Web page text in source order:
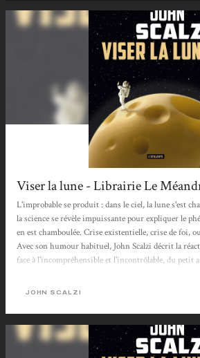
Viser la lune - Librairie Le
L'improbable se produit : dans le ciel, la lune s'est
la science se révèle impuissante pour expliquer le
en est chamboulée. Crise existentielle, crise de foi,
Avec son humour habituel, John Scalzi décrit la
face à l'incompréhensible et l'incontrôlable, du petit
JOHN SCALZI